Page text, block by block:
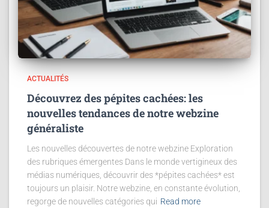
ACTUALITÉS
Découvrez des pépites cachées: les
nouvelles tendances de notre webzine
généraliste
Les nouvelles découvertes de notre webzine Exploration
des rubriques émergentes Dans le monde vertigineux des
médias numériques, découvrir des *pépites cachées* est
toujours un plaisir. Notre webzine, en constante évolution,
regorge de nouvelles catégories qui Read more